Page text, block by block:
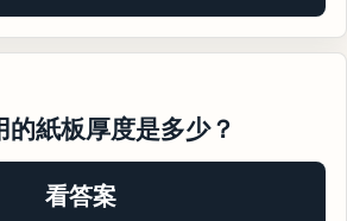
紙板厚度是多少？
看答案